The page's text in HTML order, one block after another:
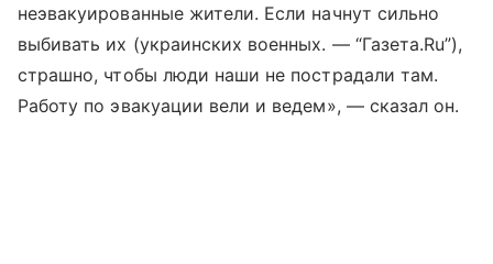
неэвакуированные жители. Если начнут сильно
выбивать их (украинских военных. — “Газета.Ru”),
страшно, чтобы люди наши не пострадали там.
Работу по эвакуации вели и ведем», — сказал он.